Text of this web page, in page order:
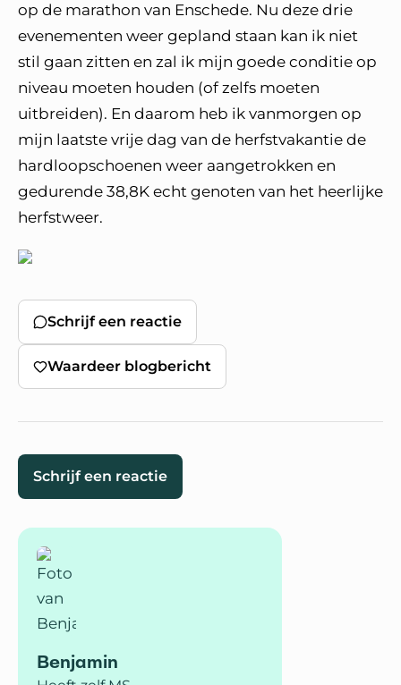
op de marathon van Enschede. Nu deze drie
evenementen weer gepland staan kan ik niet
stil gaan zitten en zal ik mijn goede conditie op
niveau moeten houden (of zelfs moeten
uitbreiden). En daarom heb ik vanmorgen op
mijn laatste vrije dag van de herfstvakantie de
hardloopschoenen weer aangetrokken en
gedurende 38,8K echt genoten van het heerlijke
herfstweer.
Schrijf een reactie
Waardeer blogbericht
Schrijf een reactie
Benjamin